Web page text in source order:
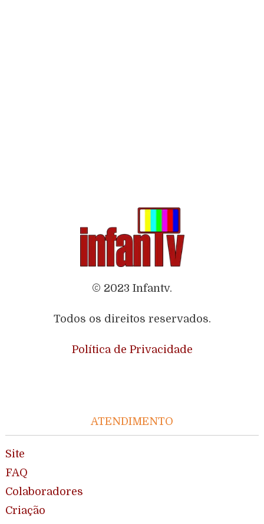
© 2023 Infantv.
Todos os direitos reservados.
Política de Privacidade
ATENDIMENTO
Site
FAQ
Colaboradores
Criação